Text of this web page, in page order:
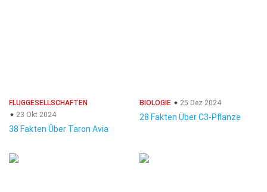
FLUGGESELLSCHAFTEN
23 Okt 2024
38 Fakten Über Taron Avia
BIOLOGIE 25 Dez 2024
28 Fakten Über C3-Pflanze